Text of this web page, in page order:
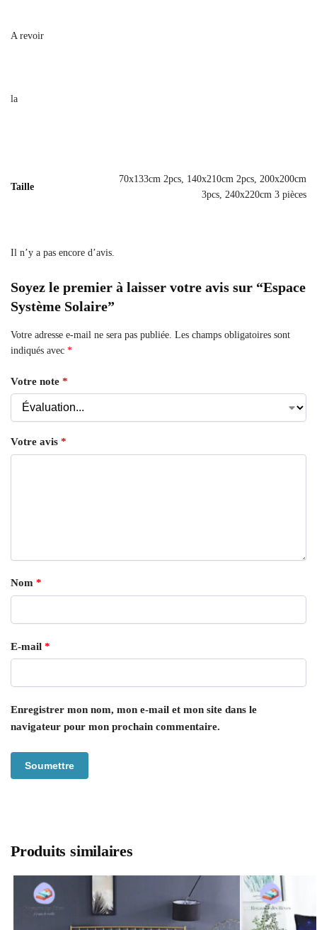
A revoir
la
Taille
70x133cm 2pcs, 140x210cm 2pcs, 200x200cm
3pcs, 240x220cm 3 pièces
Il n’y a pas encore d’avis.
Soyez le premier à laisser votre avis sur “Espace
Système Solaire”
Votre adresse e-mail ne sera pas publiée. Les champs obligatoires sont
indiqués avec *
Votre note *
Votre avis *
Nom *
E-mail *
Enregistrer mon nom, mon e-mail et mon site dans le
navigateur pour mon prochain commentaire.
Produits similaires